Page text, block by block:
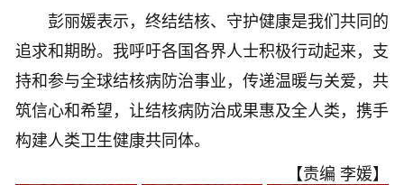
彭丽媛表示，终结结核、守护健康是我们共同的
追求和期盼。我呼吁各国各界人士积极行动起来，支
持和参与全球结核病防治事业，传递温暖与关爱，共
筑信心和希望，让结核病防治成果惠及全人类，携手
构建人类卫生健康共同体。
【责编 李媛】